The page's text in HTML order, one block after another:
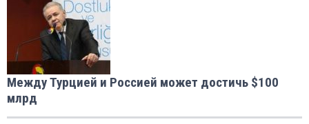
Mежду Турцией и Россией может достичь $100
млрд